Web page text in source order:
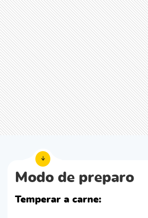
Modo de preparo
Temperar a carne: